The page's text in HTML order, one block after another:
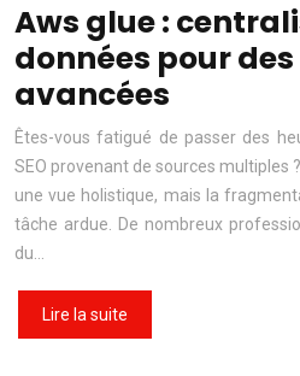
Aws glue :
données pour des
avancées
Êtes-vous fatigué de passer des
SEO provenant de sources multiples
une vue holistique, mais la
tâche ardue. De nombreux
du…
Lire la suite